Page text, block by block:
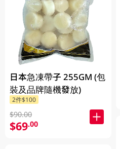
日本急凍帶子 255GM (包
裝及品牌隨機發放)
2件$100
$90.00
$69.00